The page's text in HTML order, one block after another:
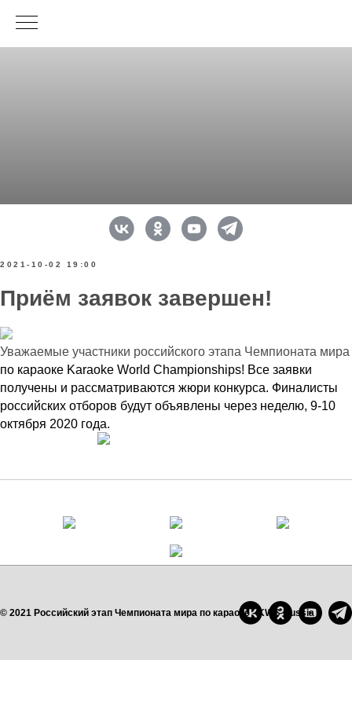
2021-10-02 19:00
Приём заявок завершен!
Уважаемые участники российского этапа Чемпионата мира
по караоке Karaoke World Championships! Все заявки
получены и рассматриваются жюри конкурса. Финалисты
российских отборов будут объявлены через неделю, 9-10
октября 2020 года.
© 2021 Российский этап Чемпионата мира по караоке - KWC Russia